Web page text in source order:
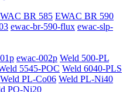
BR 585 EWAC BR 590
ewac-br-590-flux ewac-slp-
ewac-002p Weld 500-PL
5545-POC Weld 6040-PLS
Weld PL-Co06 Weld PL-Ni40
PO-Ni20